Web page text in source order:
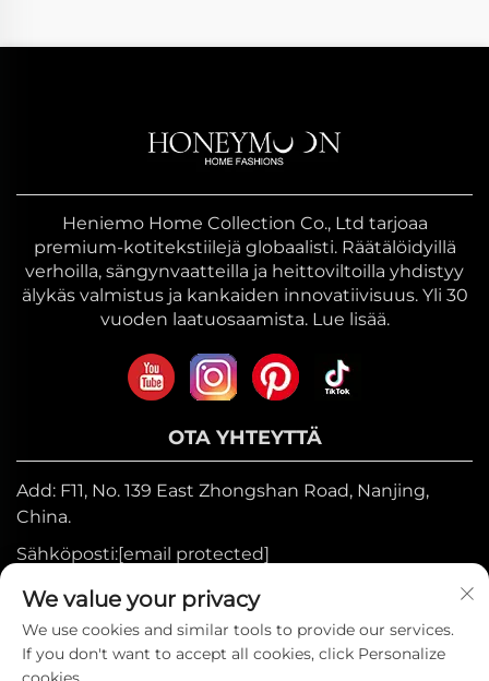
Heniemo Home Collection Co., Ltd tarjoaa
premium-kotitekstiilejä globaalisti. Räätälöidyillä
verhoilla, sängynvaatteilla ja heittoviltoilla yhdistyy
älykäs valmistus ja kankaiden innovatiivisuus. Yli 30
vuoden laatuosaamista. Lue lisää.
OTA YHTEYTTÄ
Add: F11, No. 139 East Zhongshan Road, Nanjing,
China.
Sähköposti:[email protected]
Mobiili:+86-17327710449
Puh:+86-025-84573776
We value your privacy
We use cookies and similar tools to provide our services.
If you don't want to accept all cookies, click Personalize